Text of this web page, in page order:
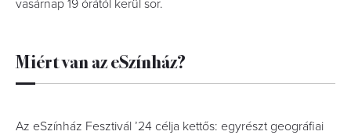
vasárnap 19 órától kerül sor.
Miért van az eSzínház?
Az eSzínház Fesztivál ’24 célja kettős: egyrészt geográfiai